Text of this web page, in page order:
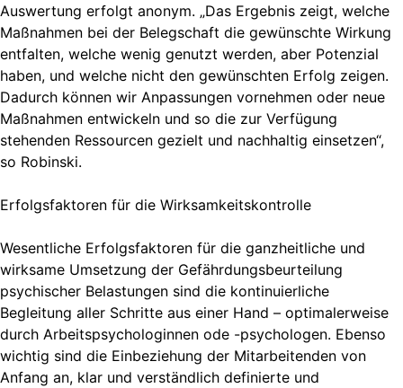
Auswertung erfolgt anonym. „Das Ergebnis zeigt, welche
Maßnahmen bei der Belegschaft die gewünschte Wirkung
entfalten, welche wenig genutzt werden, aber Potenzial
haben, und welche nicht den gewünschten Erfolg zeigen.
Dadurch können wir Anpassungen vornehmen oder neue
Maßnahmen entwickeln und so die zur Verfügung
stehenden Ressourcen gezielt und nachhaltig einsetzen“,
so Robinski.
Erfolgsfaktoren für die Wirksamkeitskontrolle
Wesentliche Erfolgsfaktoren für die ganzheitliche und
wirksame Umsetzung der Gefährdungsbeurteilung
psychischer Belastungen sind die kontinuierliche
Begleitung aller Schritte aus einer Hand – optimalerweise
durch Arbeitspsychologinnen ode -psychologen. Ebenso
wichtig sind die Einbeziehung der Mitarbeitenden von
Anfang an, klar und verständlich definierte und